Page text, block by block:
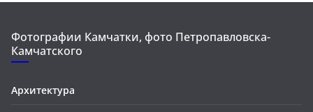
Фотографии Камчатки, фото Петропавловска-
Камчатского
Архитектура